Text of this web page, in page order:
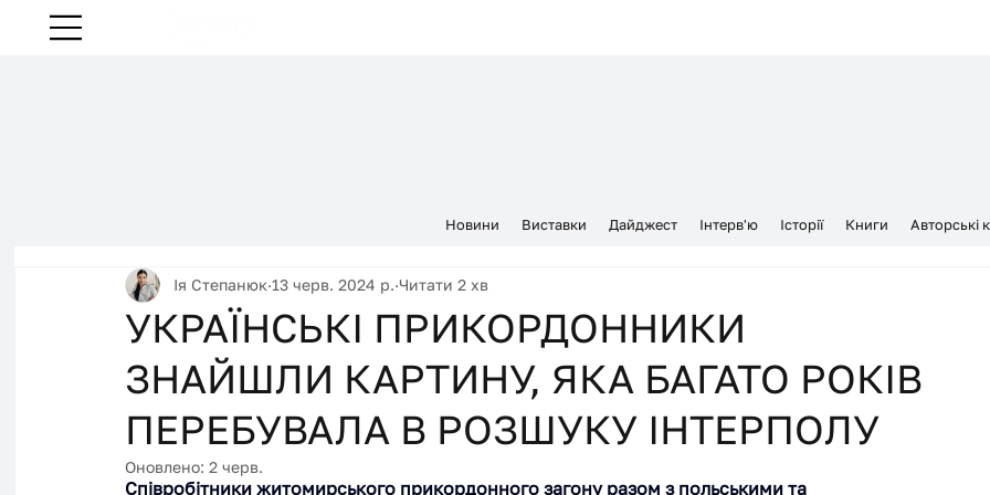
УКРАЇНСЬКІ ПРИКОРДОННИКИ
ЗНАЙШЛИ КАРТИНУ, ЯКА БАГАТО РОКІВ
ПЕРЕБУВАЛА В РОЗШУКУ ІНТЕРПОЛУ
Ія Степанюк 13 черв. 2024 р. Читати 2 хв
Оновлено:2 черв.
Співробітники житомирського прикордонного загону разом з польськими та
Новини Виставки Дайджест Інтерв'ю Історії Книги Авторські